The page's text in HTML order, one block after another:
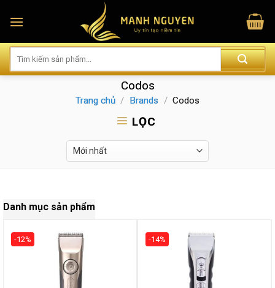
Codos
Trang chủ / Brands / Codos
LỌC
Danh mục sản phẩm
-12% -14%